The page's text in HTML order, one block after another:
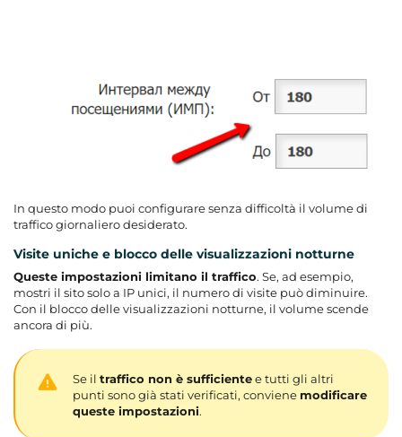
In questo modo puoi configurare senza difficoltà il volume di
traffico giornaliero desiderato.
Visite uniche e blocco delle visualizzazioni notturne
Queste impostazioni limitano il traffico. Se, ad esempio,
mostri il sito solo a IP unici, il numero di visite può diminuire.
Con il blocco delle visualizzazioni notturne, il volume scende
ancora di più.
Se il traffico non è sufficientee tutti gli altri
punti sono già stati verificati, conviene modificare
queste impostazioni.